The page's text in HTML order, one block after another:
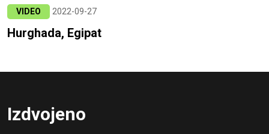
VIDEO 2022-09-27
Hurghada, Egipat
Izdvojeno